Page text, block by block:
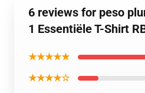
6 reviews for peso
1 Essentiële T-Shirt
★★★★★
★★★★☆